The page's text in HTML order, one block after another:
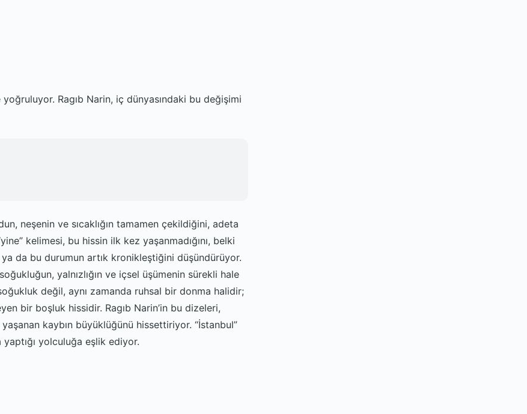
Ragıb Narin, iç dünyasındaki bu değişimi
neşenin ve sıcaklığın tamamen çekildiğini, adeta
kelimesi, bu hissin ilk kez yaşanmadığını, belki
da bu durumun artık kronikleştiğini düşündürüyor.
yalnızlığın ve içsel üşümenin sürekli hale
değil, aynı zamanda ruhsal bir donma halidir;
bir boşluk hissidir. Ragıb Narin’in bu dizeleri,
kaybın büyüklüğünü hissettiriyor. “İstanbul”
yaptığı yolculuğa eşlik ediyor.